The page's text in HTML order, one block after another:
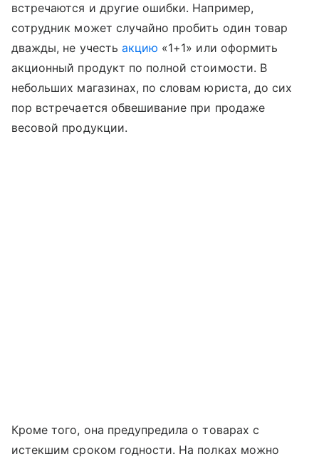
встречаются и другие ошибки. Например,
сотрудник может случайно пробить один товар
дважды, не учесть акцию «1+1» или оформить
акционный продукт по полной стоимости. В
небольших магазинах, по словам юриста, до сих
пор встречается обвешивание при продаже
весовой продукции.
Кроме того, она предупредила о товарах с
истекшим сроком годности. На полках можно